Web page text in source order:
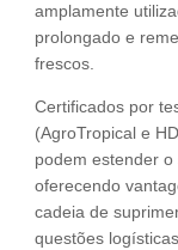
amplamente
prolongado e
frescos.
Certificados por
(AgroTropical e
podem estender
oferecendo
cadeia de
questões